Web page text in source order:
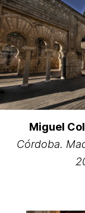
Miguel
Córdoba.